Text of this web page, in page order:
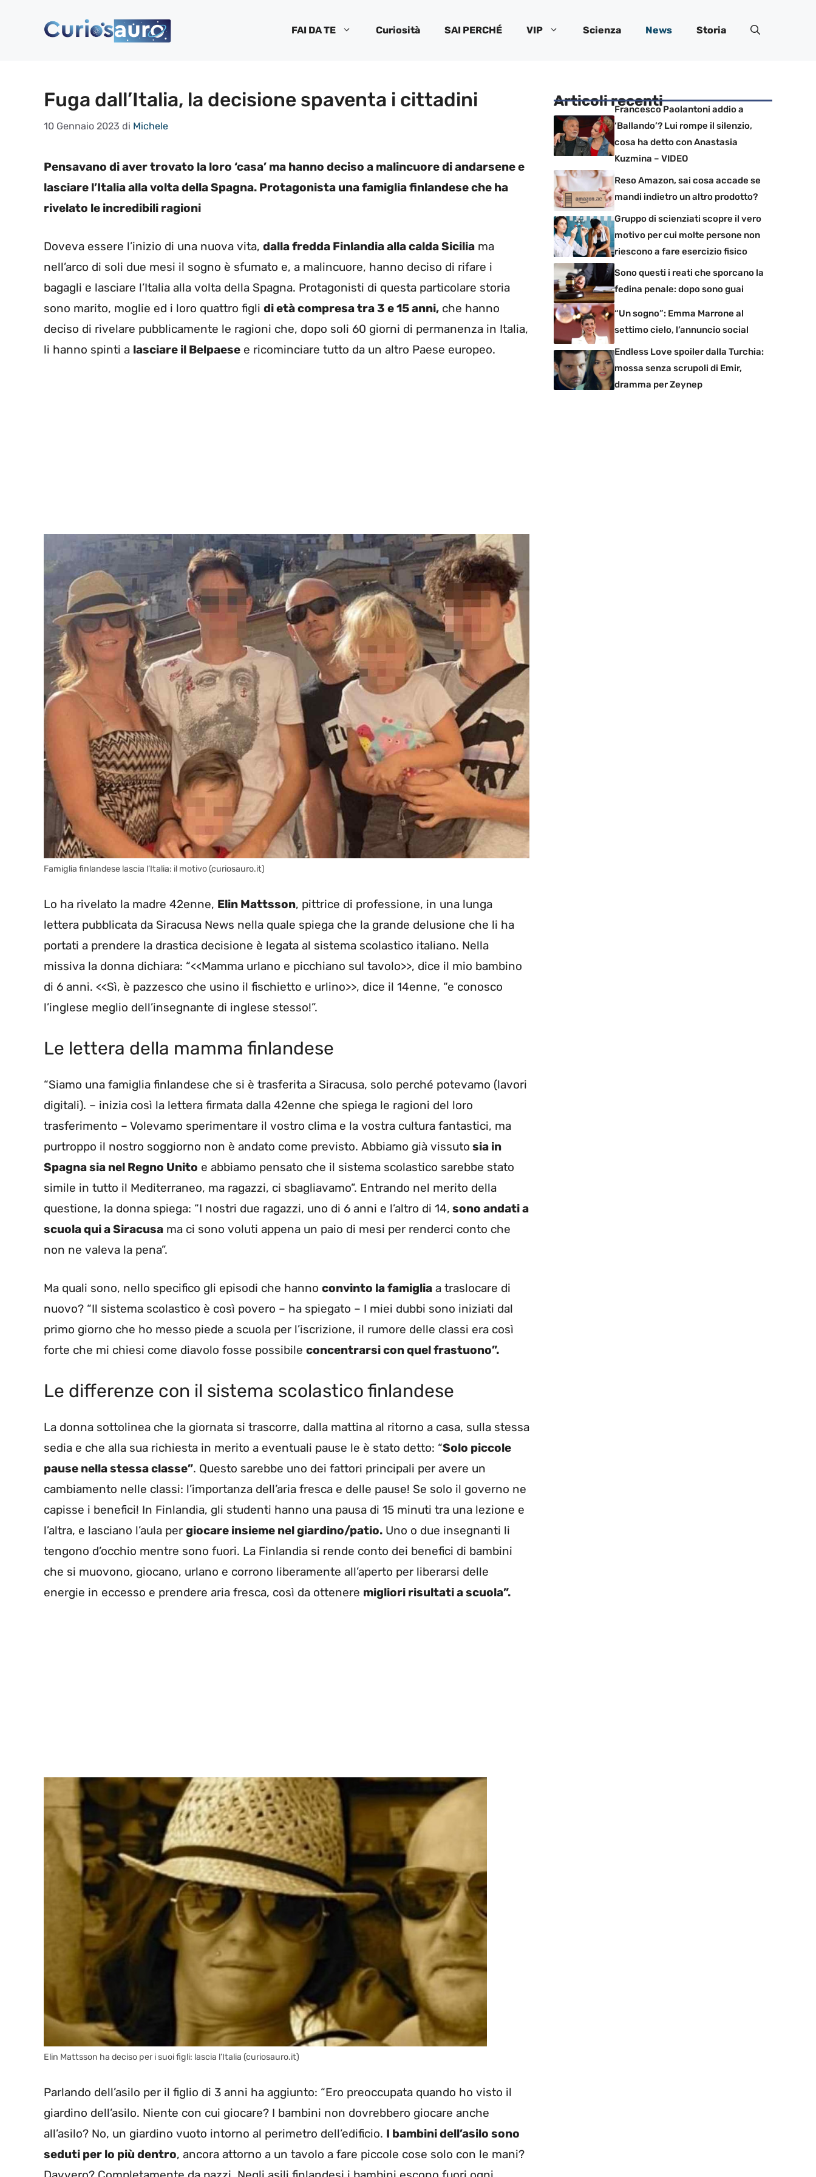
FAI DA TE Curiosità SAI PERCHÉ VIP Scienza News Storia
Fuga dall’Italia, la decisione spaventa i cittadini
10 Gennaio 2023 di Michele
Pensavano di aver trovato la loro ‘casa’ ma hanno deciso a malincuore di andarsene e
lasciare l’Italia alla volta della Spagna. Protagonista una famiglia finlandese che ha
rivelato le incredibili ragioni
Doveva essere l’inizio di una nuova vita, dalla fredda Finlandia alla calda Sicilia ma
nell’arco di soli due mesi il sogno è sfumato e, a malincuore, hanno deciso di rifare i
bagagli e lasciare l’Italia alla volta della Spagna. Protagonisti di questa particolare storia
sono marito, moglie ed i loro quattro figli di età compresa tra 3 e 15 anni, che hanno
deciso di rivelare pubblicamente le ragioni che, dopo soli 60 giorni di permanenza in Italia,
li hanno spinti a lasciare il Belpaese e ricominciare tutto da un altro Paese europeo.
Famiglia finlandese lascia l’Italia: il motivo (curiosauro.it)
Lo ha rivelato la madre 42enne, Elin Mattsson, pittrice di professione, in una lunga
lettera pubblicata da Siracusa News nella quale spiega che la grande delusione che li ha
portati a prendere la drastica decisione è legata al sistema scolastico italiano. Nella
missiva la donna dichiara: “<<Mamma urlano e picchiano sul tavolo>>, dice il mio bambino
di 6 anni. <<Sì, è pazzesco che usino il fischietto e urlino>>, dice il 14enne, “e conosco
l’inglese meglio dell’insegnante di inglese stesso!”.
Le lettera della mamma finlandese
“Siamo una famiglia finlandese che si è trasferita a Siracusa, solo perché potevamo (lavori
digitali). – inizia così la lettera firmata dalla 42enne che spiega le ragioni del loro
trasferimento – Volevamo sperimentare il vostro clima e la vostra cultura fantastici, ma
purtroppo il nostro soggiorno non è andato come previsto. Abbiamo già vissuto sia in
Spagna sia nel Regno Unito e abbiamo pensato che il sistema scolastico sarebbe stato
simile in tutto il Mediterraneo, ma ragazzi, ci sbagliavamo”. Entrando nel merito della
questione, la donna spiega: “I nostri due ragazzi, uno di 6 anni e l’altro di 14, sono andati a
scuola qui a Siracusa ma ci sono voluti appena un paio di mesi per renderci conto che
non ne valeva la pena”.
Ma quali sono, nello specifico gli episodi che hanno convinto la famiglia a traslocare di
nuovo? “Il sistema scolastico è così povero – ha spiegato – I miei dubbi sono iniziati dal
primo giorno che ho messo piede a scuola per l’iscrizione, il rumore delle classi era così
forte che mi chiesi come diavolo fosse possibile concentrarsi con quel frastuono”.
Le differenze con il sistema scolastico finlandese
La donna sottolinea che la giornata si trascorre, dalla mattina al ritorno a casa, sulla stessa
sedia e che alla sua richiesta in merito a eventuali pause le è stato detto: “Solo piccole
pause nella stessa classe”. Questo sarebbe uno dei fattori principali per avere un
cambiamento nelle classi: l’importanza dell’aria fresca e delle pause! Se solo il governo ne
capisse i benefici! In Finlandia, gli studenti hanno una pausa di 15 minuti tra una lezione e
l’altra, e lasciano l’aula per giocare insieme nel giardino/patio. Uno o due insegnanti li
tengono d’occhio mentre sono fuori. La Finlandia si rende conto dei benefici di bambini
che si muovono, giocano, urlano e corrono liberamente all’aperto per liberarsi delle
energie in eccesso e prendere aria fresca, così da ottenere migliori risultati a scuola”.
Elin Mattsson ha deciso per i suoi figli: lascia l’Italia (curiosauro.it)
Parlando dell’asilo per il figlio di 3 anni ha aggiunto: “Ero preoccupata quando ho visto il
giardino dell’asilo. Niente con cui giocare? I bambini non dovrebbero giocare anche
all’asilo? No, un giardino vuoto intorno al perimetro dell’edificio. I bambini dell’asilo sono
seduti per lo più dentro, ancora attorno a un tavolo a fare piccole cose solo con le mani?
Articoli recentiFrancesco Paolantoni addio a
‘Ballando’? Lui rompe il silenzio,
cosa ha detto con Anastasia
Kuzmina – VIDEO
Reso Amazon, sai cosa accade se
mandi indietro un altro prodotto?
Gruppo di scienziati scopre il vero
motivo per cui molte persone non
riescono a fare esercizio fisico
Sono questi i reati che sporcano la
fedina penale: dopo sono guai
“Un sogno”: Emma Marrone al
settimo cielo, l’annuncio social
Endless Love spoiler dalla Turchia:
mossa senza scrupoli di Emir,
dramma per Zeynep